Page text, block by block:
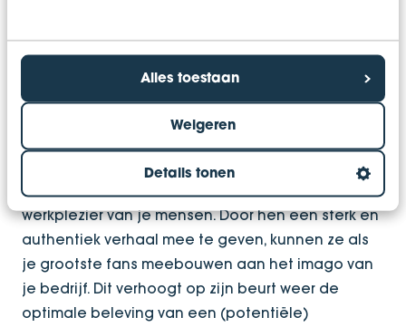
Alles toestaan
Weigeren
Details tonen
de meeste gevallen leidt dit ertoe dat jouw
huidige medewerkers extra trots zijn om voor jouw
organisatie te werken. Dit is niet alleen goed voor
de motivatie en betrokkenheid, maar ook voor het
werkplezier van je mensen. Door hen een sterk en
authentiek verhaal mee te geven, kunnen ze als
je grootste fans meebouwen aan het imago van
je bedrijf. Dit verhoogt op zijn beurt weer de
optimale beleving van een (potentiële)